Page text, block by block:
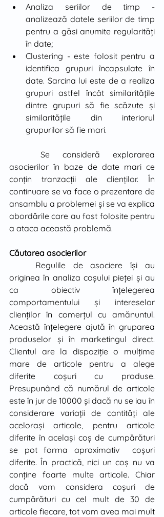
Analiza seriilor de timp -
analizează datele seriilor de timp
pentru a găsi anumite regularităţi
în date;
Clustering - este folosit pentru a
identifica grupuri încapsulate în
date. Sarcina lui este de a realiza
grupuri astfel încât similarităţile
dintre grupuri să fie scăzute şi
similarităţile din interiorul
grupurilor să fie mari.
asocierilor în baze de date mari ce
conţin tranzacţii ale clienţilor. În
continuare se va face o prezentare de
ansamblu a problemei şi se va explica
abordările care au fost folosite pentru
a ataca această problemă.
Căutarea asocierilor
originea în analiza coşului pieţei şi au
ca obiectiv înţelegerea
comportamentului şi intereselor
clienţilor în comerţul cu amănuntul.
Această înţelegere ajută în gruparea
produselor şi în marketingul direct.
Clientul are la dispoziţie o mulţime
mare de articole pentru a alege
diferite coşuri cu produse.
Presupunând că numărul de articole
este în jur de 10000 şi dacă nu se iau în
considerare variaţii de cantităţi ale
aceloraşi articole, pentru articole
diferite în acelaşi coş de cumpărături
se pot forma aproximativ  coşuri
diferite. În practică, nici un coş nu va
conţine foarte multe articole. Chiar
dacă vom considera coşuri de
cumpărături cu cel mult de 30 de
articole fiecare, tot vom avea mai mult